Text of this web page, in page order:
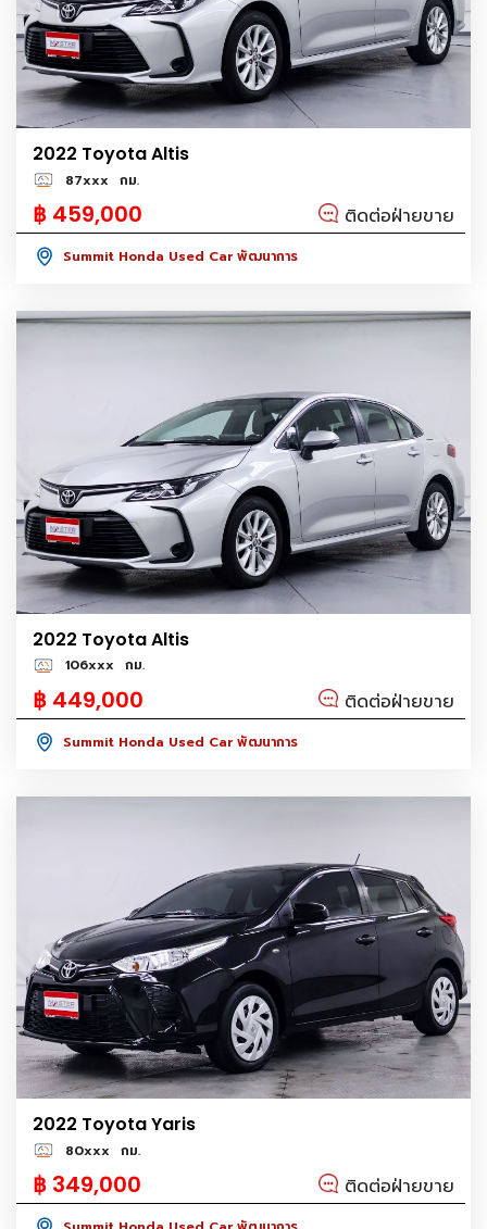
2022 Toyota Altis
87xxx กม.
฿ 459,000 ติดต่อฝ่ายขาย
Summit Honda Used Car พัฒนาการ
2022 Toyota Altis
106xxx กม.
฿ 449,000 ติดต่อฝ่ายขาย
Summit Honda Used Car พัฒนาการ
2022 Toyota Yaris
80xxx กม.
฿ 349,000 ติดต่อฝ่ายขาย